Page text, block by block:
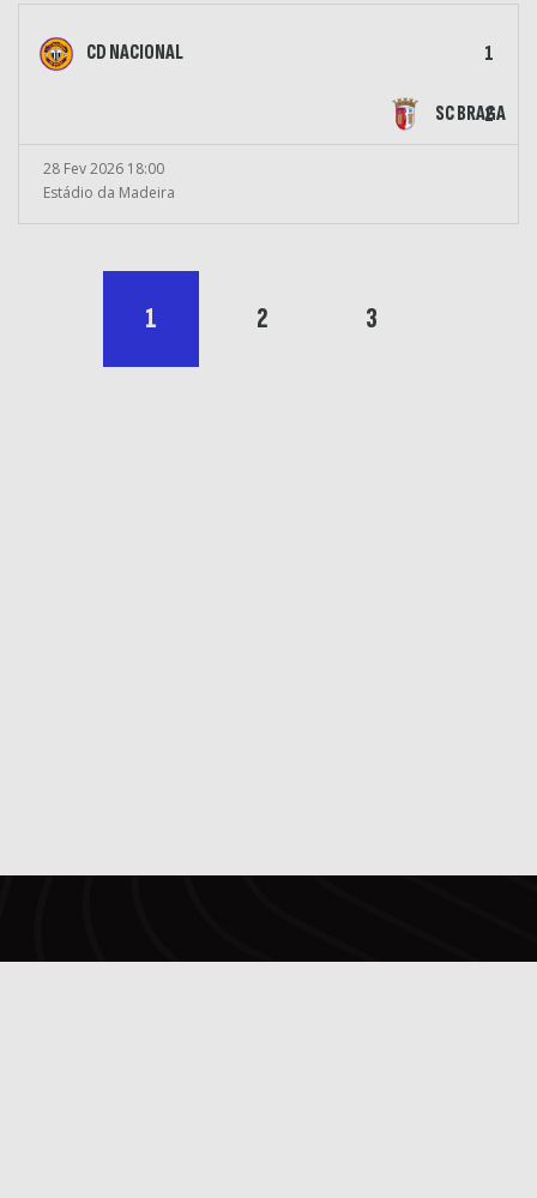
CD NACIONAL 1
SC BRAGA
2
28 Fev 2026 18:00
Estádio da Madeira
1 2 3